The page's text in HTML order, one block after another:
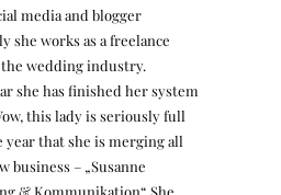
media and blogger
she works as a freelance
wedding industry.
she has finished her system
this lady is seriously full
year that she is merging all
business – „Susanne
& Kommunikation“. She